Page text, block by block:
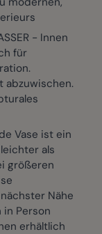
- Innen
für
abzuwischen.
Vase ist ein
als
größeren
Nähe
in Person
erhältlich